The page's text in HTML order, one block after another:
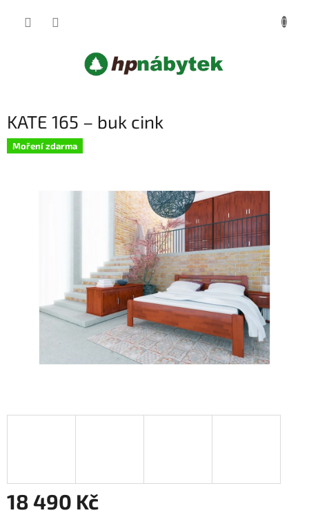
KATE 165 – buk cink
Moření zdarma
18 490 Kč